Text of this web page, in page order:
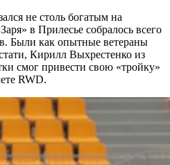
не столь богатым на
в Прилесье собралось всего
Были как опытные ветераны
Кирилл Выхрестенко из
смог привести свою «тройку»
RWD.